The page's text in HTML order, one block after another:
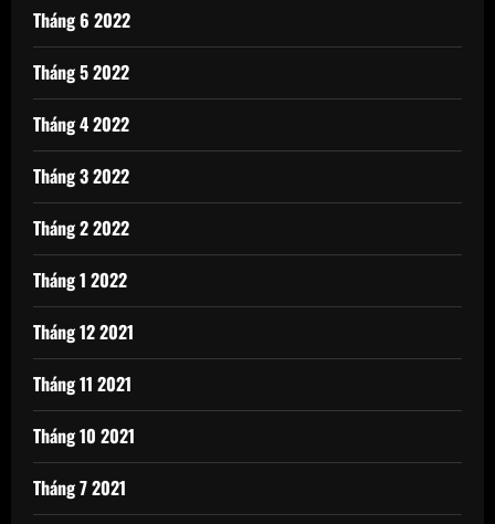
Tháng 6 2022
Tháng 5 2022
Tháng 4 2022
Tháng 3 2022
Tháng 2 2022
Tháng 1 2022
Tháng 12 2021
Tháng 11 2021
Tháng 10 2021
Tháng 7 2021